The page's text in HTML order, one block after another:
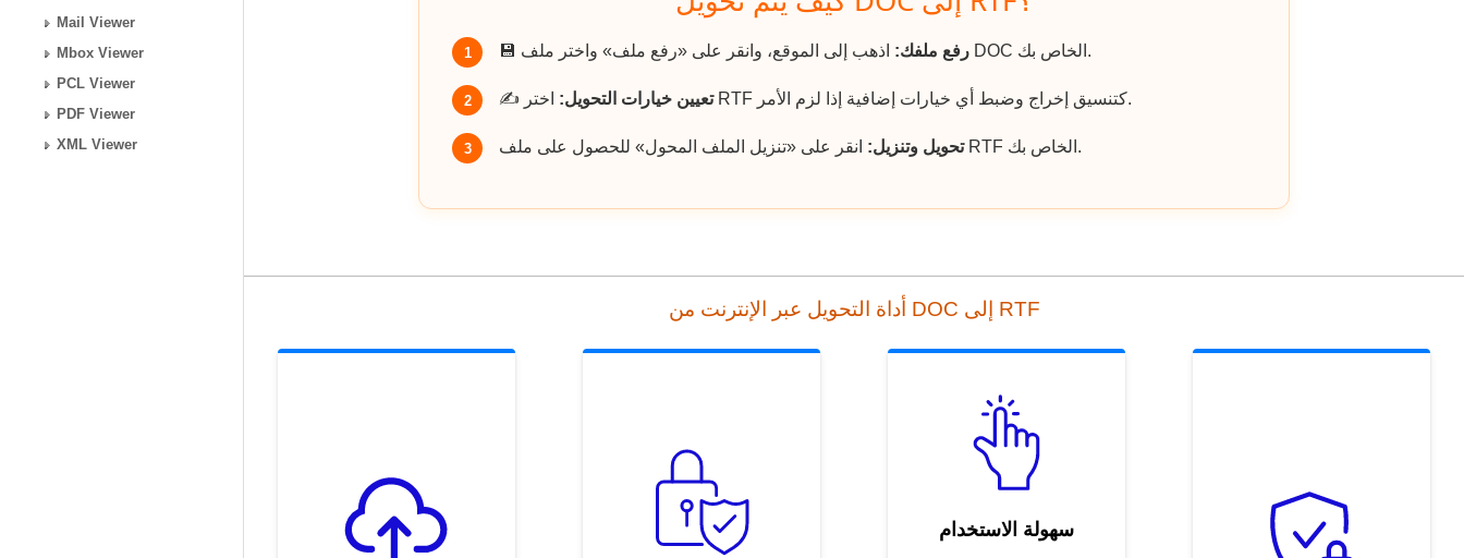
Mail Viewer
Mbox Viewer
PCL Viewer
PDF Viewer
XML Viewer
1 💾 رفع ملفك: اذهب إلى الموقع، وانقر على «رفع ملف» واختر ملف DOC الخاص بك.
2 ✍️ تعيين خيارات التحويل: اختر RTF كتنسيق إخراج وضبط أي خيارات إضافية إذا لزم الأمر.
3 تحويل وتنزيل: انقر على «تنزيل الملف المحول» للحصول على ملف RTF الخاص بك.
أداة التحويل عبر الإنترنت من DOC إلى RTF
سهولة الاستخدام